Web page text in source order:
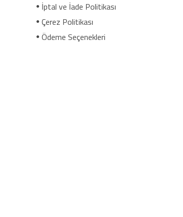
İptal ve İade Politikası
Çerez Politikası
Ödeme Seçenekleri